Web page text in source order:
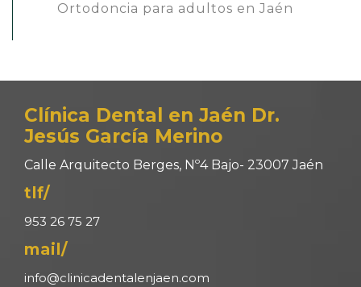
Ortodoncia para adultos en Jaén
Clínica Dental en Jaén Dr.
Jesús García Merino
Calle Arquitecto Berges, Nº4 Bajo- 23007 Jaén
tlf/
953 26 75 27
mail/
info@clinicadentalenjaen.com